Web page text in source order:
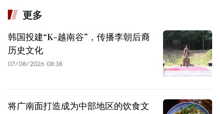
更多
韩国投建“K-越南谷”，传播李朝后裔
历史文化
07/08/2026 08:38
将广南面打造成为中部地区的饮食文